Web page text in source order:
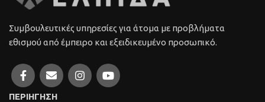
Συμβουλευτικές υπηρεσίες για άτομα με προβλήματα
εθισμού από έμπειρο και εξειδικευμένο προσωπικό.
ΠΕΡΙΗΓΗΣΗ